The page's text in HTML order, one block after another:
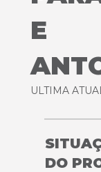
E
ULTIMA
DO